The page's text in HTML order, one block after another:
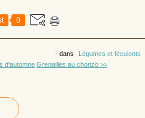
0
- dans Légumes et féculents
d'automne Grenailles au chorizo >>